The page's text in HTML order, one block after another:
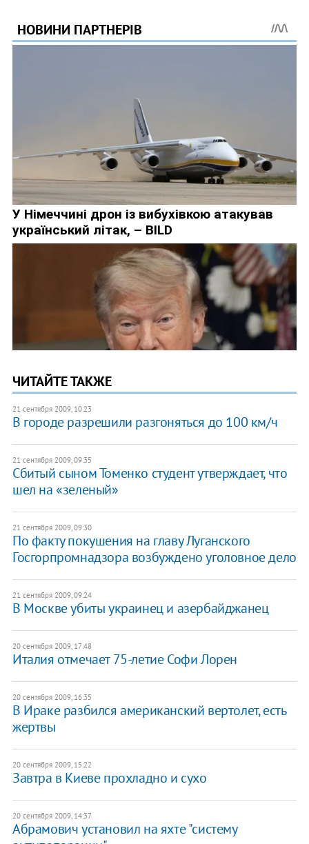
ЧИТАЙТЕ ТАКЖЕ
21 сентября 2009, 10:23
В городе разрешили разгоняться до 100 км/ч
21 сентября 2009, 09:35
Сбитый сыном Томенко студент утверждает, что
шел на «зеленый»
21 сентября 2009, 09:30
По факту покушения на главу Луганского
Госгорпромнадзора возбуждено уголовное дело
21 сентября 2009, 09:24
В Москве убиты украинец и азербайджанец
20 сентября 2009, 17:48
Италия отмечает 75-летие Софи Лорен
20 сентября 2009, 16:35
В Ираке разбился американский вертолет, есть
жертвы
20 сентября 2009, 15:22
Завтра в Киеве прохладно и сухо
20 сентября 2009, 14:37
Абрамович установил на яхте "систему